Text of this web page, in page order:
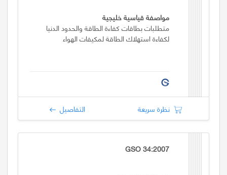
مواصفة قياسية خليجية
متطلبات بطاقات كفاءة الطاقة والحدود الدنيا
لكفاءة استهلاك الطاقة لمكيفات الهواء
نظرة سريعة التفاصيل
GSO 34:2007